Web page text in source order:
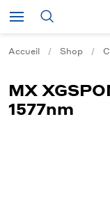
Accueil Shop
MX
1577nm